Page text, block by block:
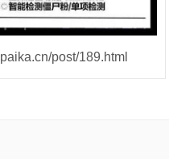
post/189.html